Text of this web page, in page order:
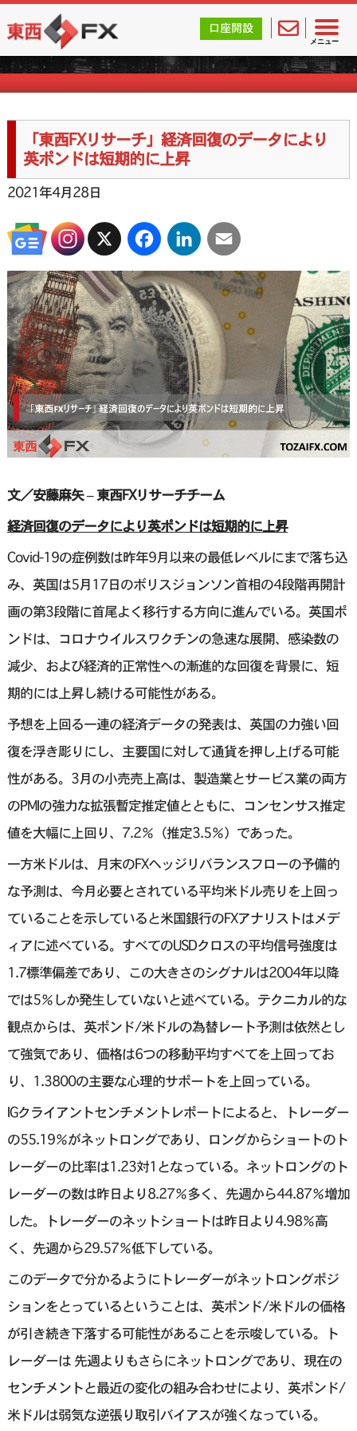
メニュー
東西FX｜海外FX会社（ブローカー）の無料口座開設サポ
口座開設
FX週刊ニュース
「東西FXリサーチ」経済回復のデータにより
英ポンドは短期的に上昇
2021年4月28日
X FacebookLinkedInEmail
文／安藤麻矢 – 東西FXリサーチチーム
経済回復のデータにより英ポンドは短期的に上昇
Covid-19の症例数は昨年9月以来の最低レベルにまで落ち込
み、英国は5月17日のボリスジョンソン首相の4段階再開計
画の第3段階に首尾よく移行する方向に進んでいる。英国ポ
ンドは、コロナウイルスワクチンの急速な展開、感染数の
減少、および経済的正常性への漸進的な回復を背景に、短
期的には上昇し続ける可能性がある。
予想を上回る一連の経済データの発表は、英国の力強い回
復を浮き彫りにし、主要国に対して通貨を押し上げる可能
性がある。3月の小売売上高は、製造業とサービス業の両方
のPMIの強力な拡張暫定推定値とともに、コンセンサス推定
値を大幅に上回り、7.2％（推定3.5％）であった。
一方米ドルは、月末のFXヘッジリバランスフローの予備的
な予測は、今月必要とされている平均米ドル売りを上回っ
ていることを示していると米国銀行のFXアナリストはメデ
ィアに述べている。すべてのUSDクロスの平均信号強度は
1.7標準偏差であり、この大きさのシグナルは2004年以降
では5％しか発生していないと述べている。テクニカル的な
観点からは、英ポンド/米ドルの為替レート予測は依然とし
て強気であり、価格は6つの移動平均すべてを上回ってお
り、1.3800の主要な心理的サポートを上回っている。
IGクライアントセンチメントレポートによると、トレーダー
の55.19％がネットロングであり、ロングからショートのト
レーダーの比率は1.23対1となっている。ネットロングのト
レーダーの数は昨日より8.27％多く、先週から44.87％増加
した。トレーダーのネットショートは昨日より4.98％高
く、先週から29.57％低下している。
このデータで分かるようにトレーダーがネットロングポジ
ションをとっているということは、英ポンド/米ドルの価格
が引き続き下落する可能性があることを示唆している。ト
レーダーは 先週よりもさらにネットロングであり、現在の
センチメントと最近の変化の組み合わせにより、英ポンド/
米ドルは弱気な逆張り取引バイアスが強くなっている。